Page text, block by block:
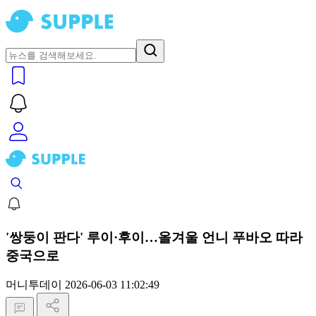
'쌍둥이 판다' 루이·후이…올겨울 언니 푸바오 따라
중국으로
머니투데이 2026-06-03 11:02:49